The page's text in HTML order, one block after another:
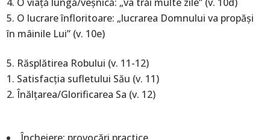
O lucrare înfloritoare: „lucrarea Domnului va propăşi
în mâinile Lui” (v. 10e)
Răsplătirea Robului (v. 11-12)
Satisfacţia sufletului Său (v. 11)
Înălţarea/Glorificarea Sa (v. 12)